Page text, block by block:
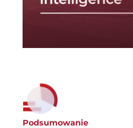
Podsumowanie